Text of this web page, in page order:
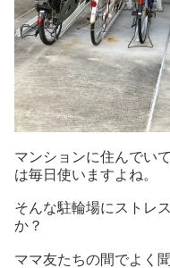
マンションに住んでい
は毎日使いますよね。
そんな駐輪場にストレ
か？
ママ友たちの間でよく